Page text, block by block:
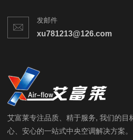
发邮件
xu781213@126.com
艾富莱专注品质、精于服务, 我们的目
心、安心的一站式中央空调解决方案。